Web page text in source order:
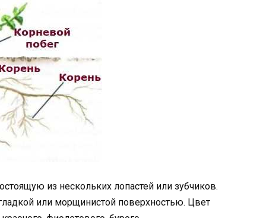
из нескольких лопастей или зубчиков.
или морщинистой поверхностью. Цвет